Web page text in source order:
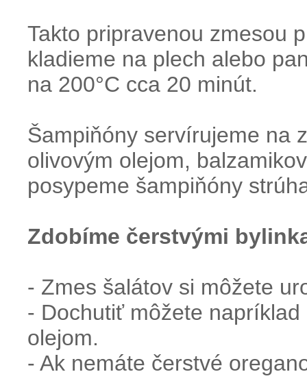
Takto pripravenou zmesou
kladieme na plech alebo
na 200°C cca 20 minút.
Šampiňóny servírujeme na
olivovým olejom,
posypeme šampiňóny
Zdobíme čerstvými
- Zmes šalátov si môžete
- Dochutiť môžete
olejom.
- Ak nemáte čerstvé